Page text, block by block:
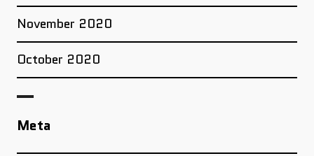
November 2020
October 2020
Meta